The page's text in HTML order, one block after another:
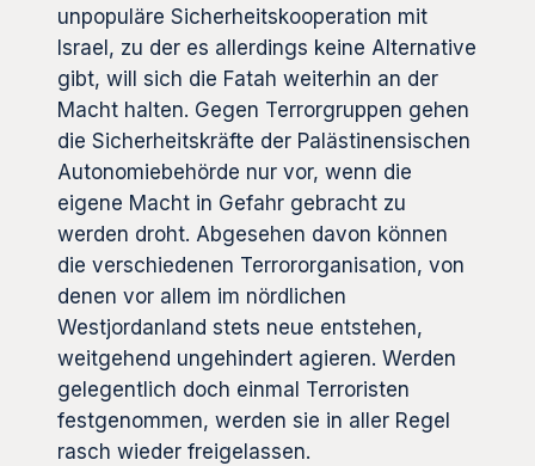
unpopuläre Sicherheitskooperation mit
Israel, zu der es allerdings keine Alternative
gibt, will sich die Fatah weiterhin an der
Macht halten. Gegen Terrorgruppen gehen
die Sicherheitskräfte der Palästinensischen
Autonomiebehörde nur vor, wenn die
eigene Macht in Gefahr gebracht zu
werden droht. Abgesehen davon können
die verschiedenen Terrororganisation, von
denen vor allem im nördlichen
Westjordanland stets neue entstehen,
weitgehend ungehindert agieren. Werden
gelegentlich doch einmal Terroristen
festgenommen, werden sie in aller Regel
rasch wieder freigelassen.